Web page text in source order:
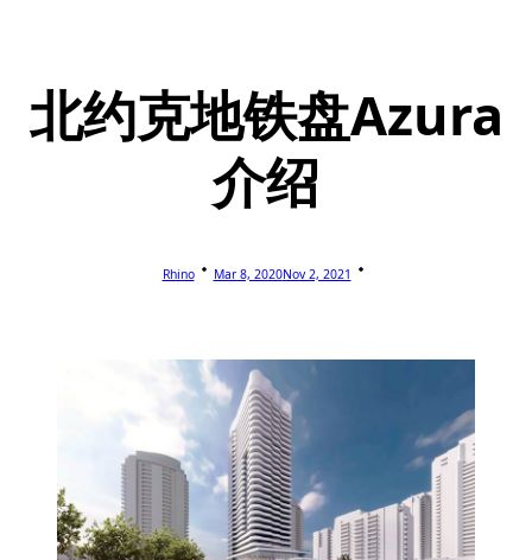
北约克地铁盘Azura
介绍
Rhino Mar 8, 2020Nov 2, 2021